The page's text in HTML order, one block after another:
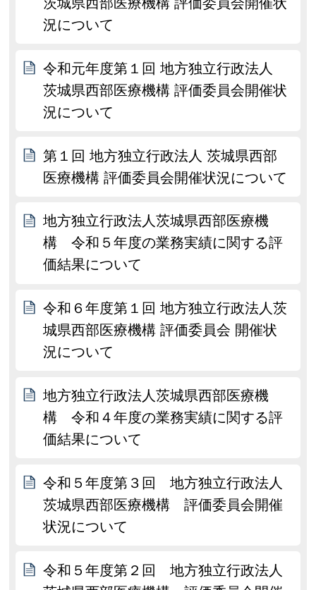
況について
令和元年度第１回 地方独立行政法人
茨城県西部医療機構 評価委員会開催状
況について
第１回 地方独立行政法人 茨城県西部
医療機構 評価委員会開催状況について
地方独立行政法人茨城県西部医療機
構 令和５年度の業務実績に関する評
価結果について
令和６年度第１回 地方独立行政法人茨
城県西部医療機構 評価委員会 開催状
況について
地方独立行政法人茨城県西部医療機
構 令和４年度の業務実績に関する評
価結果について
令和５年度第３回 地方独立行政法人
茨城県西部医療機構 評価委員会開催
状況について
令和５年度第２回 地方独立行政法人